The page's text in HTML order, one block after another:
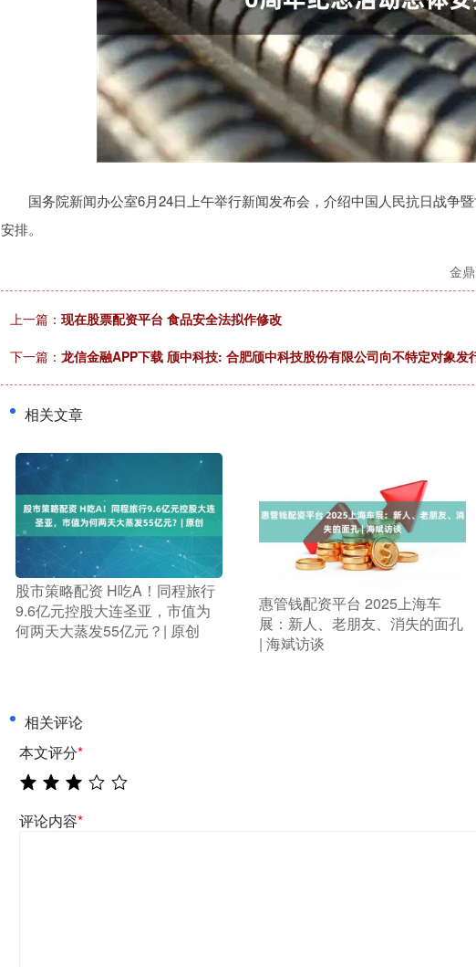
国务院新闻办公室6月24日上午举行新闻发布会，介绍中国人民抗日战争
安排。
金
上一篇： 现在股票配资平台 食品安全法拟作修改
下一篇： 龙信金融APP下载 颀中科技: 合肥颀中科技股份有限公司向不特定对象发
相关文章
​股市策略配资 H吃A！同程旅行
9.6亿元控股大连圣亚，市值为
何两天大蒸发55亿元？| 原创
​惠管钱配资平台 2025上海车
展：新人、老朋友、消失的面孔
| 海斌访谈
相关评论
本文评分*
评论内容*